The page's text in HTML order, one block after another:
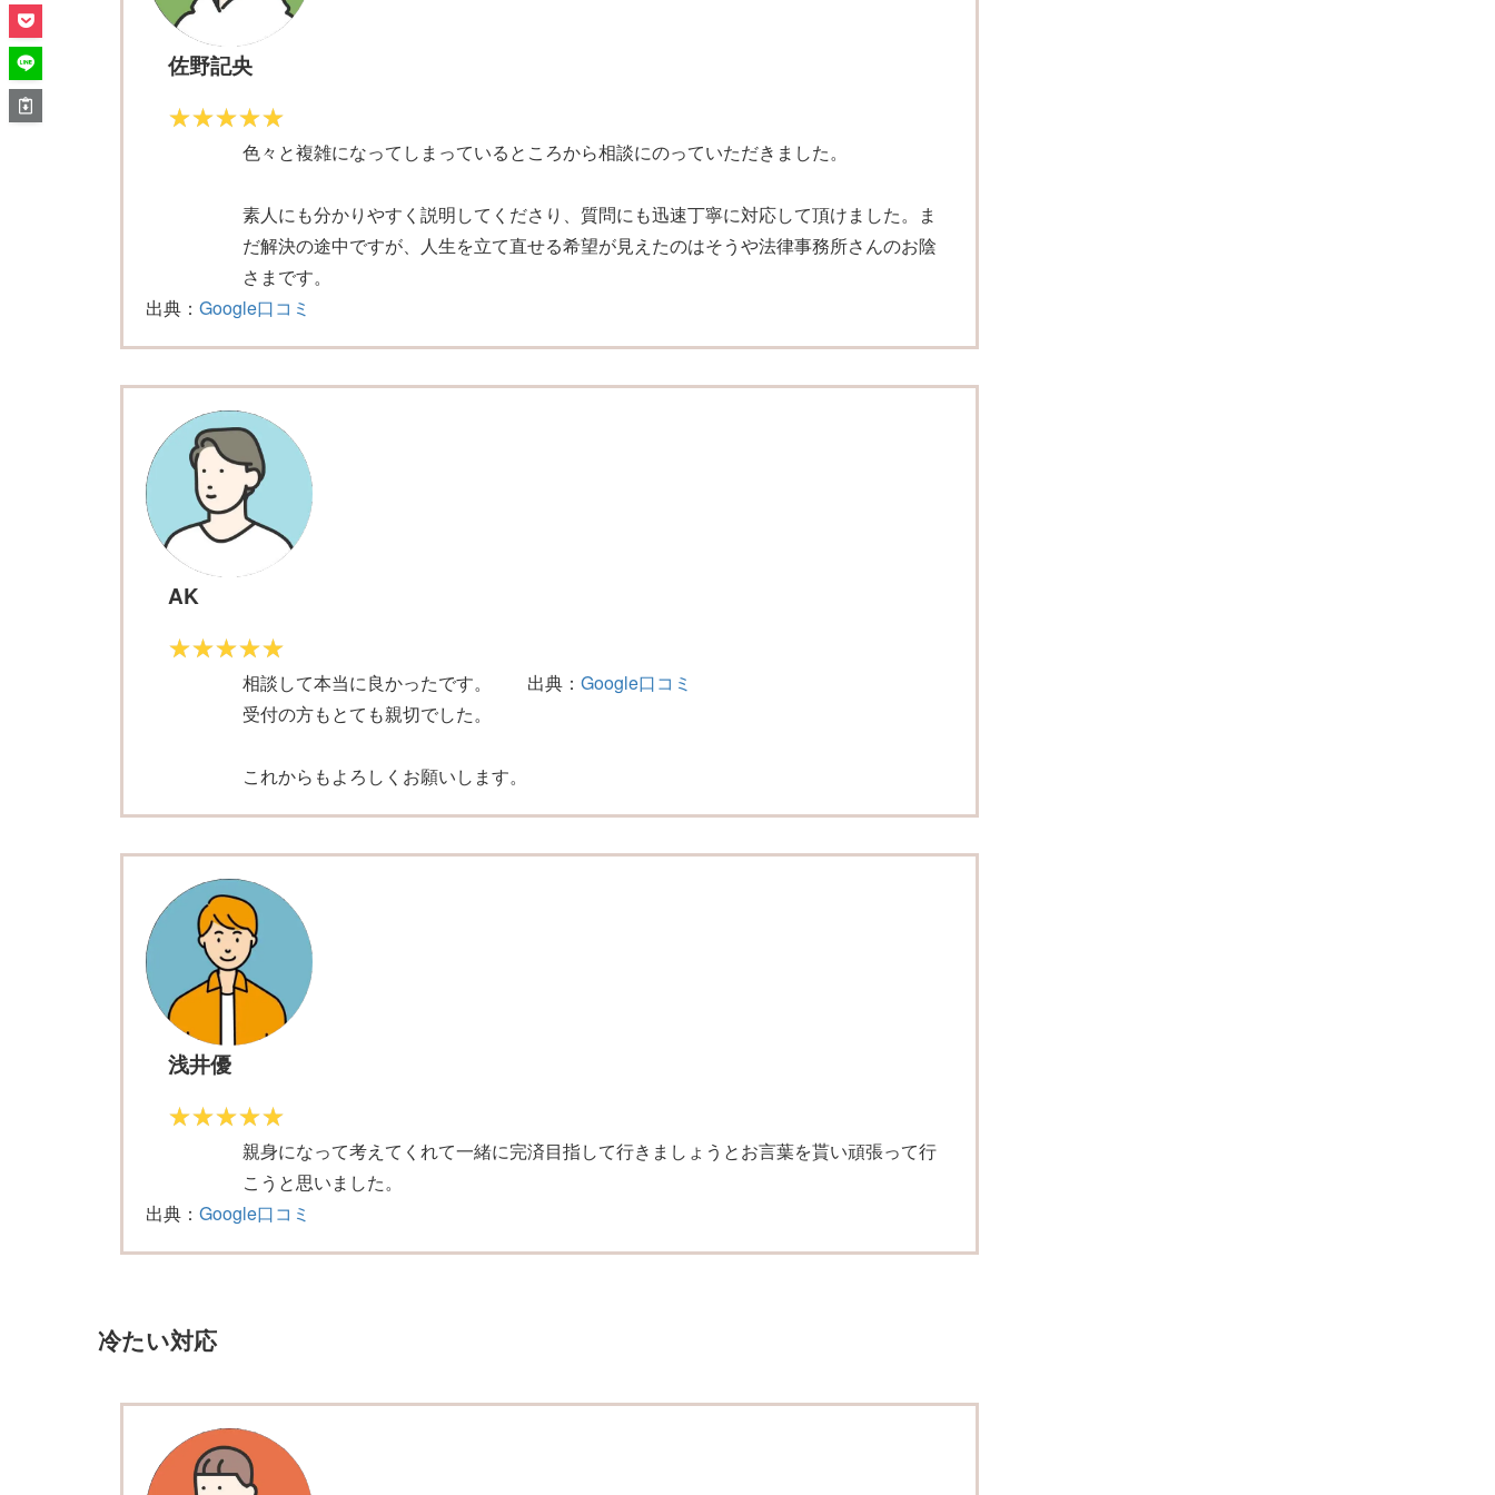
佐野記央
色々と複雑になってしまっているところから相談にのっていただきました。
素人にも分かりやすく説明してくださり、質問にも迅速丁寧に対応して頂けました。ま
だ解決の途中ですが、人生を立て直せる希望が見えたのはそうや法律事務所さんのお陰
さまです。
出典： Google口コミ
AK
相談して本当に良かったです。
受付の方もとても親切でした。
これからもよろしくお願いします。
出典：Google口コミ
浅井優
親身になって考えてくれて一緒に完済目指して行きましょうとお言葉を貰い頑張って行
こうと思いました。
出典： Google口コミ
冷たい対応